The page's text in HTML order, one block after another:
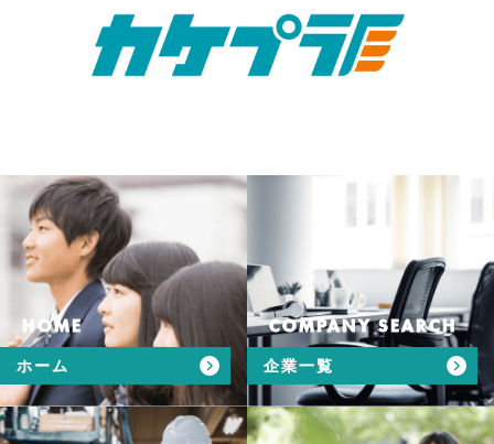
HOME
ホーム
COMPANY SEARCH
企業一覧